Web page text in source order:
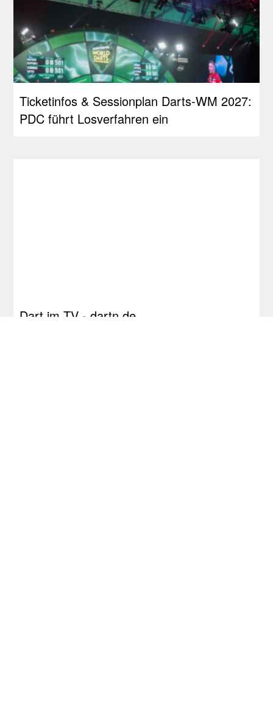
Ticketinfos & Sessionplan Darts-WM 2027:
PDC führt Losverfahren ein
Dart im TV - dartn.de